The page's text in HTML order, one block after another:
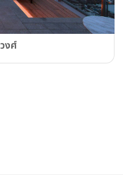
งศ์